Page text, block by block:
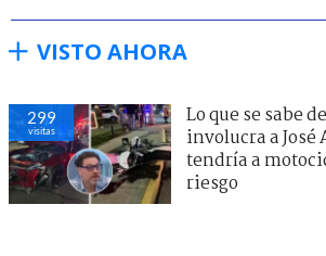
VISTO AHORA
299
visitas
Lo que se sabe
involucra a
tendría a
riesgo